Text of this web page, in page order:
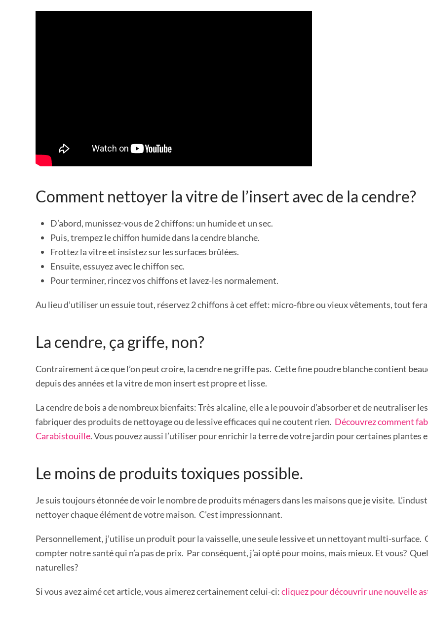
Comment nettoyer la vitre de l’insert avec de la cendre?
D’abord, munissez-vous de 2 chiffons: un humide et un sec.
Puis, trempez le chiffon humide dans la cendre blanche.
Frottez la vitre et insistez sur les surfaces brûlées.
Ensuite, essuyez avec le chiffon sec.
Pour terminer, rincez vos chiffons et lavez-les normalement.
Au lieu d’utiliser un essuie tout, réservez 2 chiffons à cet effet: micro-fibre ou vieux vêtements, tout
La cendre, ça griffe, non?
Contrairement à ce que l’on peut croire, la cendre ne griffe pas. Cette fine poudre blanche contient
depuis des années et la vitre de mon insert est propre et lisse.
La cendre de bois a de nombreux bienfaits: Très alcaline, elle a le pouvoir d’absorber et de neutraliser
fabriquer des produits de nettoyage ou de lessive efficaces qui ne coutent rien. Découvrez comment
Carabistouille. Vous pouvez aussi l’utiliser pour enrichir la terre de votre jardin pour certaines plantes
Le moins de produits toxiques possible.
Je suis toujours étonnée de voir le nombre de produits ménagers dans les maisons que je visite.
nettoyer chaque élément de votre maison. C’est impressionnant.
Personnellement, j’utilise un produit pour la vaisselle, une seule lessive et un nettoyant multi-surface.
compter notre santé qui n’a pas de prix. Par conséquent, j’ai opté pour moins, mais mieux. Et vous?
naturelles?
Si vous avez aimé cet article, vous aimerez certainement celui-ci:cliquez pour découvrir une nouvelle